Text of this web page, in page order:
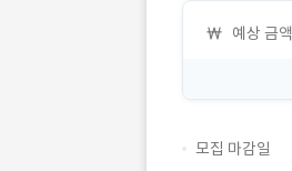
예상 금액
모집 마감일